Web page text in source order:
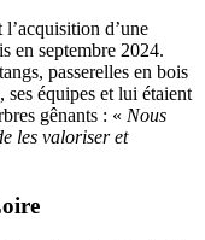
l’acquisition d’une
en septembre 2024.
passerelles en bois
ses équipes et lui étaient
gênants : « Nous
les valoriser et